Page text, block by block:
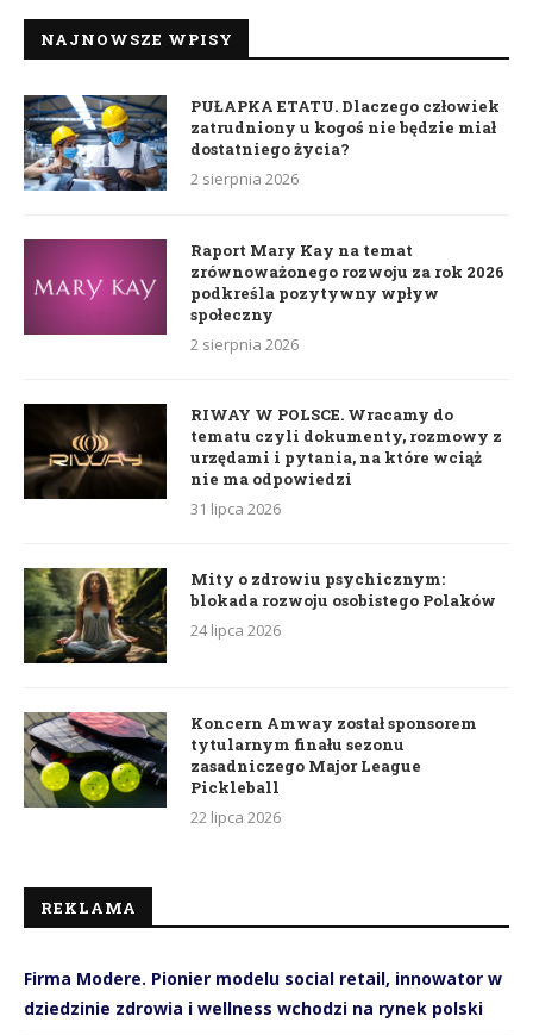
NAJNOWSZE WPISY
PUŁAPKA ETATU. Dlaczego człowiek
zatrudniony u kogoś nie będzie miał
dostatniego życia?
2 sierpnia 2026
Raport Mary Kay na temat
zrównoważonego rozwoju za rok 2026
podkreśla pozytywny wpływ
społeczny
2 sierpnia 2026
RIWAY W POLSCE. Wracamy do
tematu czyli dokumenty, rozmowy z
urzędami i pytania, na które wciąż
nie ma odpowiedzi
31 lipca 2026
Mity o zdrowiu psychicznym:
blokada rozwoju osobistego Polaków
24 lipca 2026
Koncern Amway został sponsorem
tytularnym finału sezonu
zasadniczego Major League
Pickleball
22 lipca 2026
REKLAMA
Firma Modere. Pionier modelu social retail, innowator w
dziedzinie zdrowia i wellness wchodzi na rynek polski